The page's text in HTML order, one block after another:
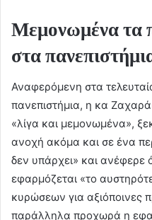
Μεμονωμένα τα
στα
Αναφερόμενη στα
πανεπιστήμια, η κα
«λίγα και μεμονωμένα»,
ανοχή ακόμα και σε ένα
δεν υπάρχει» και ανέφερε
εφαρμόζεται «το
κυρώσεων για αξιόποινες
παράλληλα προχωρά η